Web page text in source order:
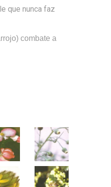
que nunca faz
combate a